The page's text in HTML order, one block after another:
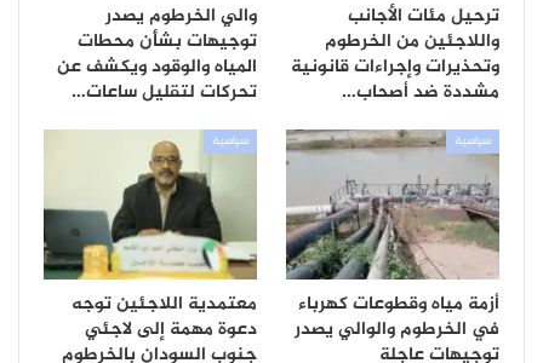
ترحيل مئات الأجانب
واللاجئين من الخرطوم
وتحذيرات وإجراءات قانونية
مشددة ضد أصحاب…
والي الخرطوم يصدر
توجيهات بشأن محطات
المياه والوقود ويكشف عن
تحركات لتقليل ساعات…
سياسية
أزمة مياه وقطوعات كهرباء
في الخرطوم والوالي يصدر
توجيهات عاجلة
سياسية
معتمدية اللاجئين توجه
دعوة مهمة إلى لاجئي
جنوب السودان بالخرطوم